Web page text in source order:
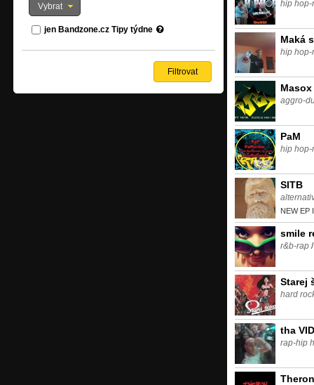
Vybrat
jen Bandzone.cz Tipy týdne
hip hop-
Maká
hip hop-
Masox
aggro-
PaM
hip hop-
SITB
NEW EP
smile
r&b-rap
Starej
hard
tha VID
rap-hip
Theron